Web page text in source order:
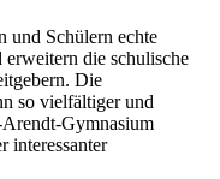
und Schülern echte
die schulische
Die
so vielfältiger und
Gymnasium
interessanter